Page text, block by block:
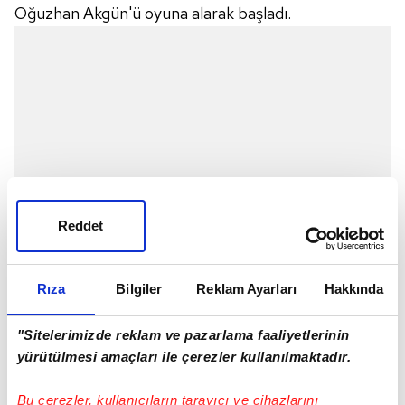
Rıza Bilgiler Reklam Ayarları Hakkında
"Sitelerimizde reklam ve pazarlama faaliyetlerinin
yürütülmesi amaçları ile çerezler kullanılmaktadır.
Bu çerezler, kullanıcıların tarayıcı ve cihazlarını
Reddet
Oğuzhan Akgün'ü oyuna alarak başladı.